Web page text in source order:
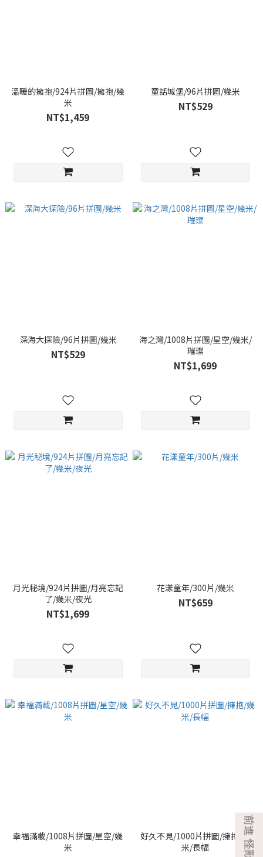
溫暖的擁抱/924片拼圖/擁抱/幾
米
NT$1,459
童話城堡/96片拼圖/幾米
NT$529
深海大探險/96片拼圖/幾米
NT$529
海之灣/1008片拼圖/星空/幾米/
璀璨
NT$1,699
月光秘境/924片拼圖/月亮忘記
了/幾米/夜光
NT$1,699
花漾童年/300片/幾米
NT$659
幸福滿載/1008片拼圖/星空/幾
米
好久不見/1000片拼圖/擁抱/幾
米/長幅